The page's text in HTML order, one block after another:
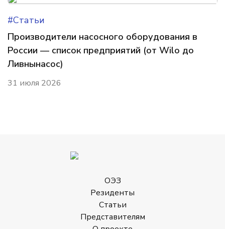
#Статьи
Производители насосного оборудования в
России — список предприятий (от Wilo до
Ливнынасос)
31 июля 2026
ОЭЗ
Резиденты
Статьи
Представителям